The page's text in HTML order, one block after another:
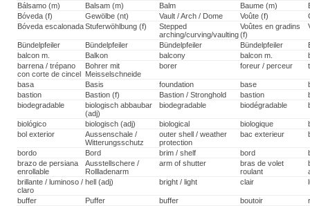
Bálsamo (m)
Balsam (m) Balm Baume (m)
Bóveda (f)
Gewölbe (nt) Vault / Arch / Dome Voûte (f)
Bóveda escalonada Stuferwöhlbung (f)
Stepped
arching/curving/vaulting
Voûtes en gradins
(f)
Bündelpfeiler Bündelpfeiler Bündelpfeiler Bündelpfeiler
balcon m.
Balkon balcony balcon m.
barrena / trépano
con corte de cincel
Bohrer mit
Meisselschneide
borer foreur / perceur
basa Basis foundation base
bastion
Bastion (f) Bastion / Stronghold bastion
biodegradable
biologisch abbaubar
(adj)
biodegradable biodégradable
biológico biologisch (adj) biological biologique
bol exterior
Aussenschale /
Witterungsschutz
outer shell / weather
protection
bac exterieur
bordo Bord brim / shelf bord
brazo de persiana
enrollable
Ausstellschere /
Rollladenarm
arm of shutter
bras de volet
roulant
brillante / luminoso /
claro
hell (adj) bright / light clair
buffer Puffer buffer boutoir